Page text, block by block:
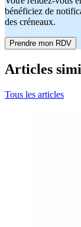
bénéficiez de
des créneaux.
Prendre mon RDV
Articles
Tous les articles